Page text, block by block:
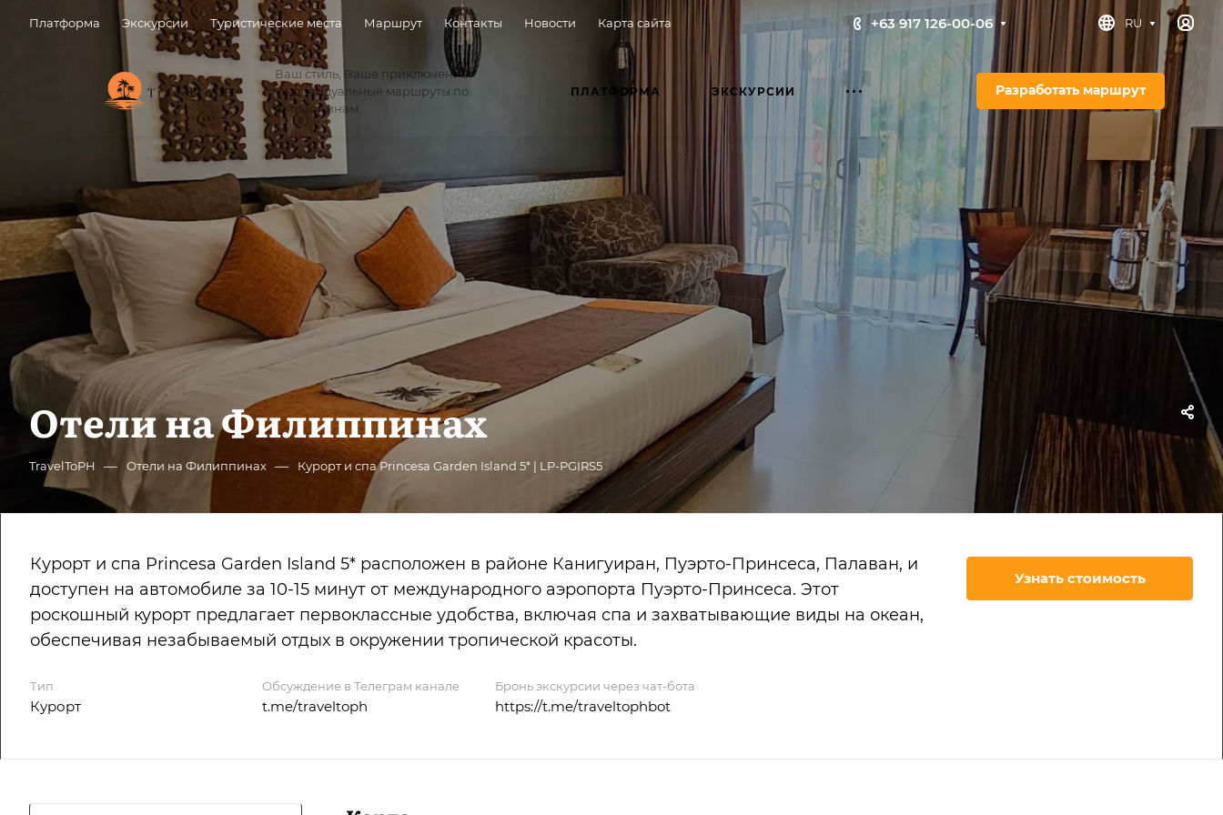
Платформа Экскурсии Туристические места Маршрут Контакты Новости Карта сайта +63 917 126-00-06 RU
Ваш стиль, Ваше приключение:
Индивидуальные маршруты по
Филиппинам.
ПЛАТФОРМА ЭКСКУРСИИ Разработать маршрут
Отели на Филиппинах
TravelToPH — Отели на Филиппинах — Курорт и спа Princesa Garden Island 5* | LP-PGIRS5
Курорт и спа Princesa Garden Island 5* расположен в районе Канигуиран, Пуэрто-Принсеса, Палаван, и
доступен на автомобиле за 10-15 минут от международного аэропорта Пуэрто-Принсеса. Этот
роскошный курорт предлагает первоклассные удобства, включая спа и захватывающие виды на океан,
обеспечивая незабываемый отдых в окружении тропической красоты.
Тип
Курорт
Обсуждение в Телеграм канале
t.me/traveltoph
Бронь экскурсии через чат-бота
https://t.me/traveltophbot
Узнать стоимость